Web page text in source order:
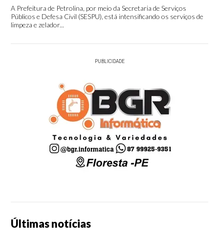
A Prefeitura de Petrolina, por meio da Secretaria de Serviços
Públicos e Defesa Civil (SESPU), está intensificando os serviços de
limpeza e zelador...
PUBLICIDADE
Últimas notícias